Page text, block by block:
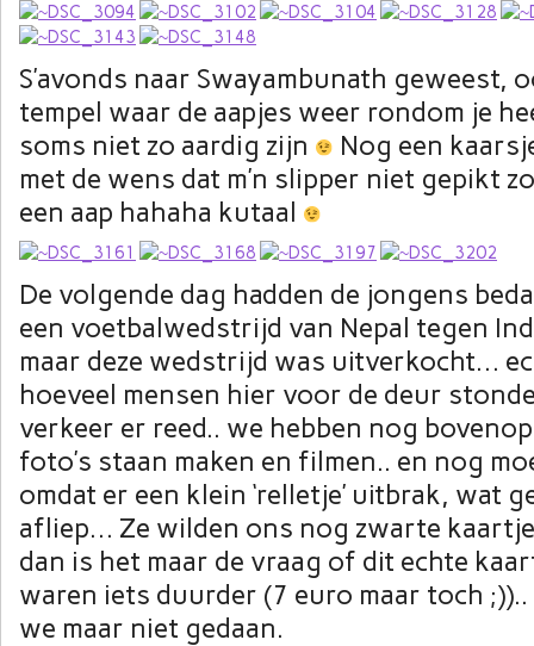
S’avonds naar Swayambunath geweest,
tempel waar de aapjes weer rondom je
soms niet zo aardig zijn
Nog een
met de wens dat m’n slipper niet gepikt
een aap hahaha kutaal
De volgende dag hadden de jongens
een voetbalwedstrijd van Nepal tegen
maar deze wedstrijd was uitverkocht…
hoeveel mensen hier voor de deur
verkeer er reed.. we hebben nog
foto’s staan maken en filmen.. en nog
omdat er een klein ‘relletje’ uitbrak, wat
afliep… Ze wilden ons nog zwarte
dan is het maar de vraag of dit echte
waren iets duurder (7 euro maar toch
we maar niet gedaan.